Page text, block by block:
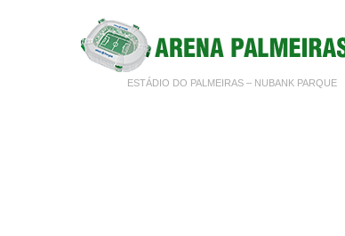
ESTÁDIO DO PALMEIRAS – NUBANK PARQUE